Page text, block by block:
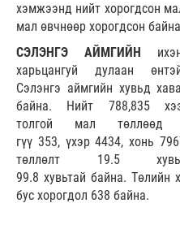
хэмжээнд нийт хорогдсон
мал өвчнөөр хорогдсон
СЭЛЭНГЭ АЙМГИЙН
харьцангуй дулаан
Сэлэнгэ аймгийн хувьд
байна. Нийт 788,835
толгой мал төллөөд
гүү 353, үхэр 4434, хонь
төллөлт 19.5
99.8 хувьтай байна. Төлийн
бус хорогдол 638 байна.